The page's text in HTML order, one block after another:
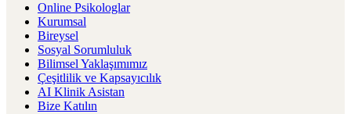
Online Psikologlar
Kurumsal
Bireysel
Sosyal Sorumluluk
Bilimsel Yaklaşımımız
Çeşitlilik ve Kapsayıcılık
AI Klinik Asistan
Bize Katılın